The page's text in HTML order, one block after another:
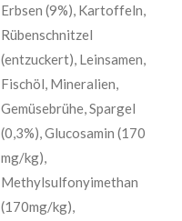
Erbsen (9%), Kartoffeln,
Rübenschnitzel
(entzuckert), Leinsamen,
Fischöl, Mineralien,
Gemüsebrühe, Spargel
(0,3%), Glucosamin (170
mg/kg),
Methylsulfonyimethan
(170mg/kg),